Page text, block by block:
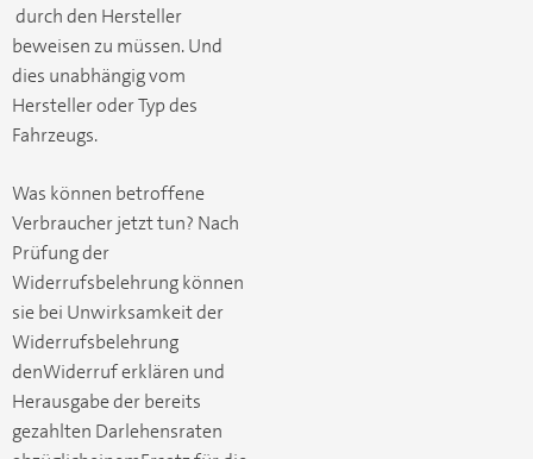
durch den Hersteller
beweisen zu müssen. Und
dies unabhängig vom
Hersteller oder Typ des
Fahrzeugs.
Was können betroffene
Verbraucher jetzt tun? Nach
Prüfung der
Widerrufsbelehrung können
sie bei Unwirksamkeit der
Widerrufsbelehrung
denWiderruf erklären und
Herausgabe der bereits
gezahlten Darlehensraten